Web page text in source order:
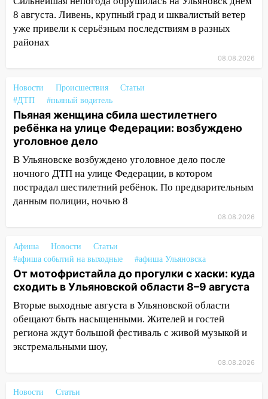
воду
12:12 Прокуратура взяла на контроль
ДТП с шестилетним ребёнком на улице
12:01
шестилетнего ребёнка на улице
Федерации: возбуждено уголовное дело
11:16 В Ульяновске ищут 37-летнего
мужчину, пропавшего ещё 19 июля
10:30 От мотофристайла до прогулки с
хаски: куда сходить в Ульяновской
области 8–9 августа
налогов
09:28 Дети на дорогах: пострадали
велосипедисты, мотоциклисты и
пешеходы. Обзор крупных аварий в
Ульяновской области
08:30 Поджог со свечой, 16 сгоревших
домов и выстрел за водку
8 августа. Ливень, крупный град и шквалистый ветер
уже привели к серьёзным последствиям в разных
районах
08.08.2026
Новости Происшествия
Статьи
#ДТП
#пьяный водитель
Пьяная женщина сбила шестилетнего
ребёнка на улице Федерации: возбуждено
уголовное дело
В Ульяновске возбуждено уголовное дело после
ночного ДТП на улице Федерации, в котором
пострадал шестилетний ребёнок. По предварительным
данным полиции, ночью 8
08.08.2026
Афиша Новости
Статьи
#афиша событий на выходные
#афиша Ульяновска
От мотофристайла до прогулки с хаски: куда
сходить в Ульяновской области 8–9 августа
Вторые выходные августа в Ульяновской области
обещают быть насыщенными. Жителей и гостей
региона ждут большой фестиваль с живой музыкой и
экстремальными шоу,
08.08.2026
Новости
Статьи